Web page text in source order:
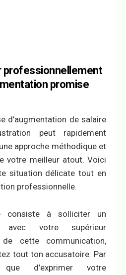
professionnellement
promise
d’augmentation de salaire
peut rapidement
approche méthodique et
votre meilleur atout. Voici
situation délicate tout en
professionnelle.
consiste à solliciter un
avec votre supérieur
cette communication,
tout ton accusatoire. Par
d’exprimer votre